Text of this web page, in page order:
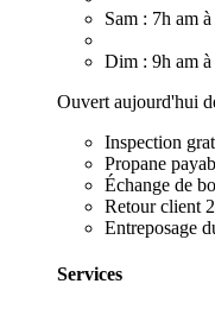
Sam : 7h am
Dim : 9h am
Ouvert aujourd'hui
Inspection
Propane
Échange de
Retour client
Entreposage
Services